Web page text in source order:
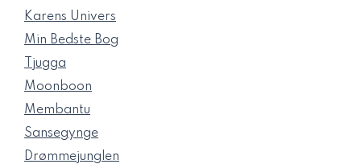
Karens Univers
Min Bedste Bog
Tjugga
Moonboon
Membantu
Sansegynge
Drømmejunglen